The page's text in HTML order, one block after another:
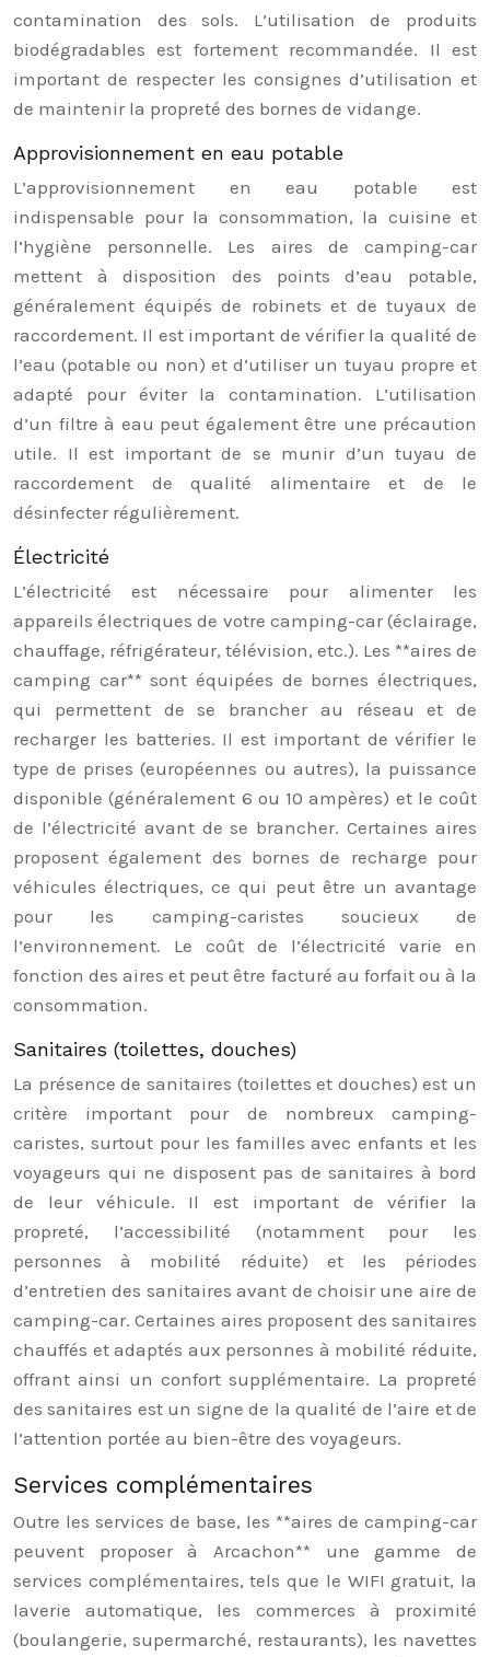
contamination des sols. L’utilisation de produits
biodégradables est fortement recommandée. Il est
important de respecter les consignes d’utilisation et
de maintenir la propreté des bornes de vidange.
Approvisionnement en eau potable
L’approvisionnement en eau potable est
indispensable pour la consommation, la cuisine et
l’hygiène personnelle. Les aires de camping-car
mettent à disposition des points d’eau potable,
généralement équipés de robinets et de tuyaux de
raccordement. Il est important de vérifier la qualité de
l’eau (potable ou non) et d’utiliser un tuyau propre et
adapté pour éviter la contamination. L’utilisation
d’un filtre à eau peut également être une précaution
utile. Il est important de se munir d’un tuyau de
raccordement de qualité alimentaire et de le
désinfecter régulièrement.
Électricité
L’électricité est nécessaire pour alimenter les
appareils électriques de votre camping-car (éclairage,
chauffage, réfrigérateur, télévision, etc.). Les **aires de
camping car** sont équipées de bornes électriques,
qui permettent de se brancher au réseau et de
recharger les batteries. Il est important de vérifier le
type de prises (européennes ou autres), la puissance
disponible (généralement 6 ou 10 ampères) et le coût
de l’électricité avant de se brancher. Certaines aires
proposent également des bornes de recharge pour
véhicules électriques, ce qui peut être un avantage
pour les camping-caristes soucieux de
l’environnement. Le coût de l’électricité varie en
fonction des aires et peut être facturé au forfait ou à la
consommation.
Sanitaires (toilettes, douches)
La présence de sanitaires (toilettes et douches) est un
critère important pour de nombreux camping-
caristes, surtout pour les familles avec enfants et les
voyageurs qui ne disposent pas de sanitaires à bord
de leur véhicule. Il est important de vérifier la
propreté, l’accessibilité (notamment pour les
personnes à mobilité réduite) et les périodes
d’entretien des sanitaires avant de choisir une aire de
camping-car. Certaines aires proposent des sanitaires
chauffés et adaptés aux personnes à mobilité réduite,
offrant ainsi un confort supplémentaire. La propreté
des sanitaires est un signe de la qualité de l’aire et de
l’attention portée au bien-être des voyageurs.
Services complémentaires
Outre les services de base, les **aires de camping-car
peuvent proposer à Arcachon** une gamme de
services complémentaires, tels que le WIFI gratuit, la
laverie automatique, les commerces à proximité
(boulangerie, supermarché, restaurants), les navettes